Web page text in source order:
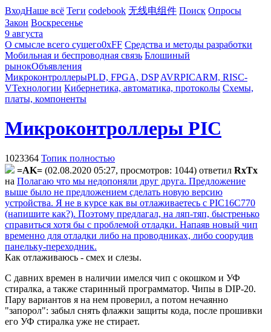
ВходНаше всё Теги codebook 无线电组件 Поиск Опросы
Закон Воскресенье
9 августа
О смысле всего сущего0xFF Средства и методы разработки
Мобильная и беспроводная связь Блошиный
рынокОбъявления
МикроконтроллерыPLD, FPGA, DSP AVRPICARM, RISC-
VТехнологии Кибернетика, автоматика, протоколы Схемы,
платы, компоненты
Микроконтроллеры PIC
1023364 Топик полностью
=AK= (02.08.2020 05:27, просмотров: 1044) ответил RxTx
на Полагаю что мы недопоняли друг друга. Предложение
выше было не предложением сделать новую версию
устройства. Я не в курсе как вы отлаживаетесь с PIC16C770
(напишите как?). Поэтому предлагал, на ляп-тяп, быстренько
справиться хотя бы с проблемой отладки. Напаяв новый чип
временно для отладки либо на проводниках, либо соорудив
панельку-переходник.
Как отлаживаюсь - смех и слезы.
С давних времен в наличии имелся чип с окошком и УФ
стиралка, а также старинный программатор. Чипы в DIP-20.
Пару вариантов я на нем проверил, а потом нечаянно
"запорол": забыл снять флажки защиты кода, после прошивки
его УФ стиралка уже не стирает.